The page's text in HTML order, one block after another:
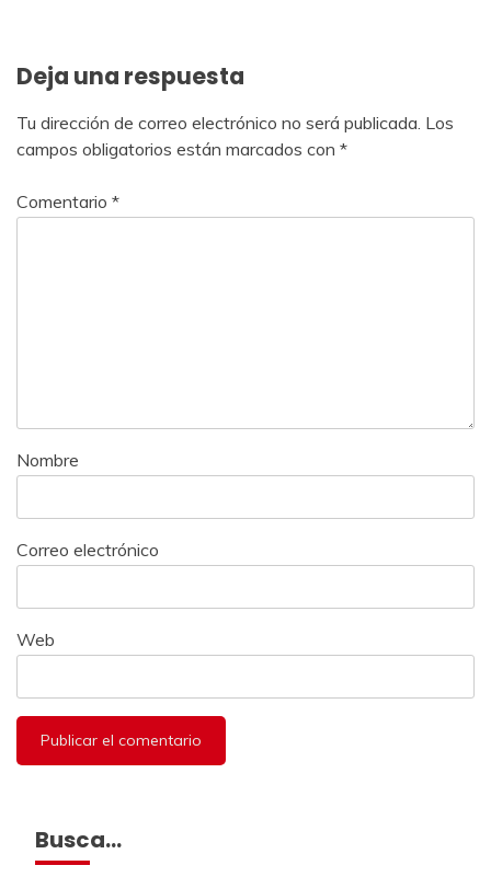
Deja una respuesta
Tu dirección de correo electrónico no será publicada. Los
campos obligatorios están marcados con *
Comentario *
Nombre
Correo electrónico
Web
Busca…